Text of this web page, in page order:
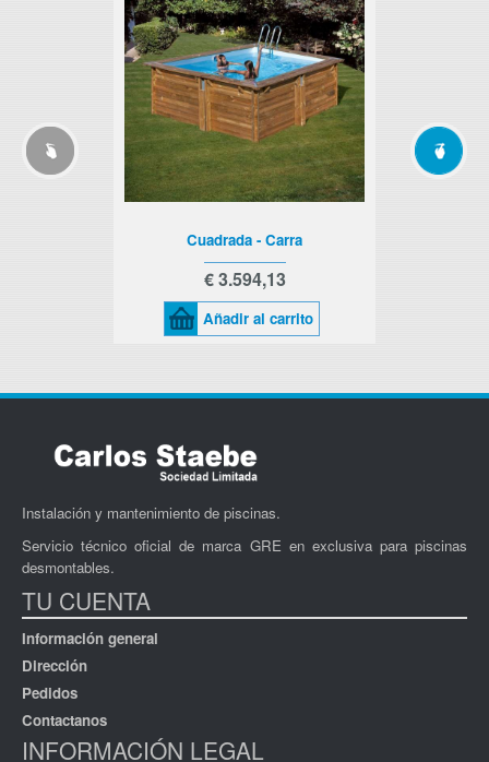
Cuadrada - Carra
€ 3.594,13
Añadir al carrito
Instalación y mantenimiento de piscinas.
Servicio técnico oficial de marca GRE en exclusiva para piscinas
desmontables.
TU CUENTA
Información general
Dirección
Pedidos
Contactanos
INFORMACIÓN LEGAL